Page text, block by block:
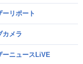
ーリポート
カメラ
ーニュースLiVE